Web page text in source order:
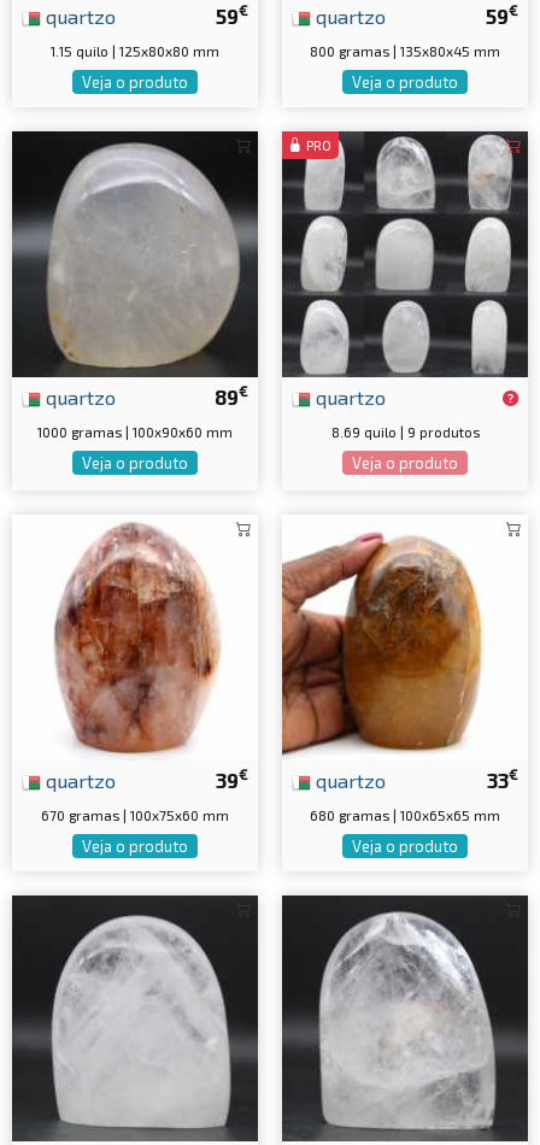
59€
quartzo
1.15 quilo | 125x80x80 mm
Veja o produto
59€
quartzo
800 gramas | 135x80x45 mm
Veja o produto
89€
quartzo
1000 gramas | 100x90x60 mm
Veja o produto
PRO
quartzo
8.69 quilo | 9 produtos
Veja o produto
39€
quartzo
670 gramas | 100x75x60 mm
Veja o produto
33€
quartzo
680 gramas | 100x65x65 mm
Veja o produto